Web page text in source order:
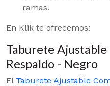
ramas.
En Klik te ofrecemos:
Taburete
Respaldo - Negro
El Taburete Ajustable